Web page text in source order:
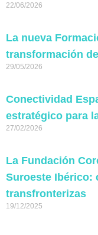
22/06/2026
La nueva
transformación
29/05/2026
Conectividad
estratégico para
27/02/2026
La Fundación
Suroeste Ibérico:
transfronterizas
19/12/2025